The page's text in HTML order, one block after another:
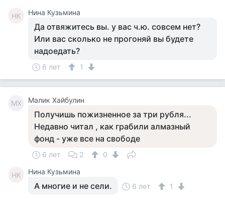
НК Нина Кузьмина
Да отвяжитесь вы. у вас ч.ю. совсем нет?
Или вас сколько не прогоняй вы будете
надоедать?
6 лет 1
МХ Малик Хайбулин
Получишь пожизненное за три рубля...
Недавно читал , как грабили алмазный
фонд - уже все на свободе
6 лет 2 0
НК Нина Кузьмина
А многие и не сели. 6 лет 1